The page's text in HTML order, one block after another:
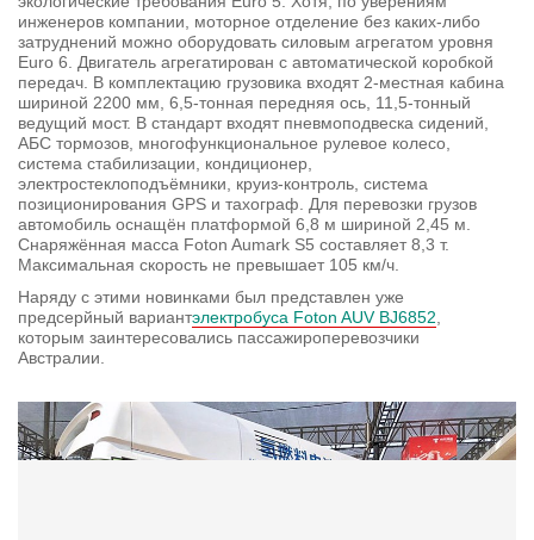
инженеров компании, моторное отделение без каких-либо
затруднений можно оборудовать силовым агрегатом уровня
Euro 6. Двигатель агрегатирован с автоматической коробкой
передач. В комплектацию грузовика входят 2-местная кабина
шириной 2200 мм, 6,5-тонная передняя ось, 11,5-тонный
ведущий мост. В стандарт входят пневмоподвеска сидений,
АБС тормозов, многофункциональное рулевое колесо,
система стабилизации, кондиционер,
электростеклоподъёмники, круиз-контроль, система
позиционирования GPS и тахограф. Для перевозки грузов
автомобиль оснащён платформой 6,8 м шириной 2,45 м.
Снаряжённая масса Foton Aumark S5 составляет 8,3 т.
Максимальная скорость не превышает 105 км/ч.
Наряду с этими новинками был представлен уже
предсерйный вариантэлектробуса Foton AUV BJ6852
которым заинтересовались пассажироперевозчики
Австралии.